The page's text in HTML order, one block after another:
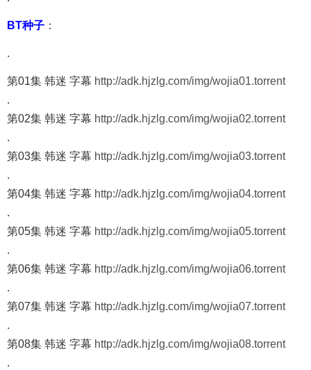
BT种子 ：
.
第01集 韩迷 字幕 http://adk.hjzlg.com/img/wojia01.torrent
.
第02集 韩迷 字幕 http://adk.hjzlg.com/img/wojia02.torrent
.
第03集 韩迷 字幕 http://adk.hjzlg.com/img/wojia03.torrent
.
第04集 韩迷 字幕 http://adk.hjzlg.com/img/wojia04.torrent
.
第05集 韩迷 字幕 http://adk.hjzlg.com/img/wojia05.torrent
.
第06集 韩迷 字幕 http://adk.hjzlg.com/img/wojia06.torrent
.
第07集 韩迷 字幕 http://adk.hjzlg.com/img/wojia07.torrent
.
第08集 韩迷 字幕 http://adk.hjzlg.com/img/wojia08.torrent
.